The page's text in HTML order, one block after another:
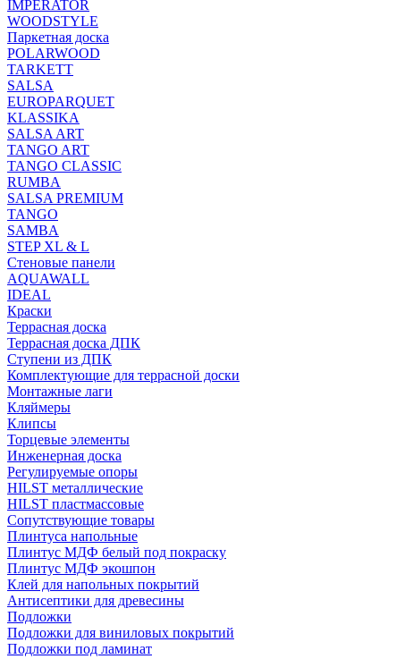
IMPERATOR
WOODSTYLE
Паркетная доска
POLARWOOD
TARKETT
SALSA
EUROPARQUET
KLASSIKA
SALSA ART
TANGO ART
TANGO CLASSIC
RUMBA
SALSA PREMIUM
TANGO
SAMBA
STEP XL & L
Стеновые панели
AQUAWALL
IDEAL
Краски
Террасная доска
Террасная доска ДПК
Ступени из ДПК
Комплектующие для террасной доски
Монтажные лаги
Кляймеры
Клипсы
Торцевые элементы
Инженерная доска
Регулируемые опоры
HILST металлические
HILST пластмассовые
Сопутствующие товары
Плинтуса напольные
Плинтус МДФ белый под покраску
Плинтус МДФ экошпон
Клей для напольных покрытий
Антисептики для древесины
Подложки
Подложки для виниловых покрытий
Подложки под ламинат